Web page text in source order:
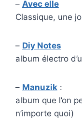
– Avec elle
Classique, une
– Diy Notes
album électro
– Manuzik:
album que l’on
n’importe quoi)